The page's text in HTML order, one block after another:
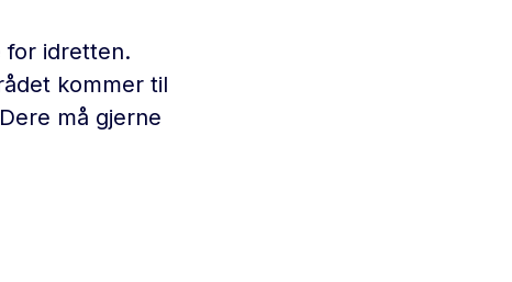
for idretten.
kommer til
må gjerne